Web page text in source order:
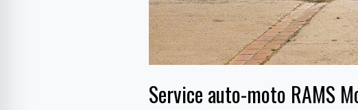
Service auto-moto RAMS